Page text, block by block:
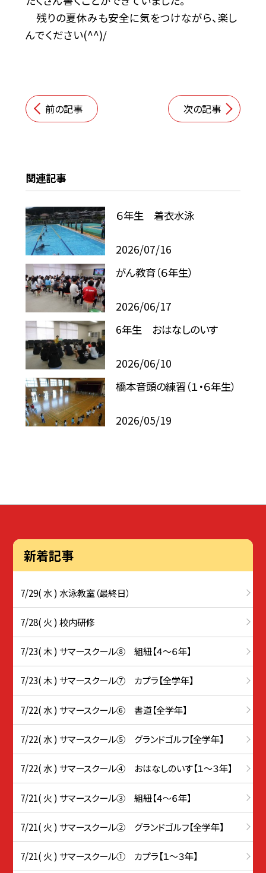
残りの夏休みも安全に気をつけながら、楽し
んでください(^^)/
前の記事 次の記事
関連記事
６年生 着衣水泳
2026/07/16
がん教育（６年生）
2026/06/17
6年生 おはなしのいす
2026/06/10
橋本音頭の練習（１・６年生）
2026/05/19
新着記事
7/29( 水 ) 水泳教室（最終日）
7/28( 火 ) 校内研修
7/23( 木 ) サマースクール⑧ 組紐【４～６年】
7/23( 木 ) サマースクール⑦ カプラ【全学年】
7/22( 水 ) サマースクール⑥ 書道【全学年】
7/22( 水 ) サマースクール⑤ グランドゴルフ【全学年】
7/22( 水 ) サマースクール④ おはなしのいす【１～３年】
7/21( 火 ) サマースクール③ 組紐【４～６年】
7/21( 火 ) サマースクール② グランドゴルフ【全学年】
7/21( 火 ) サマースクール① カプラ【１～３年】